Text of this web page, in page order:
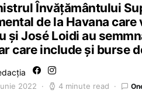
Învățământului
de la Havana
și José Loidi au
care include și burse
2022 4 minute read